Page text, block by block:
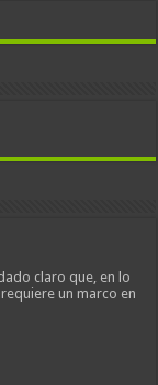
claro que, en lo
un marco en